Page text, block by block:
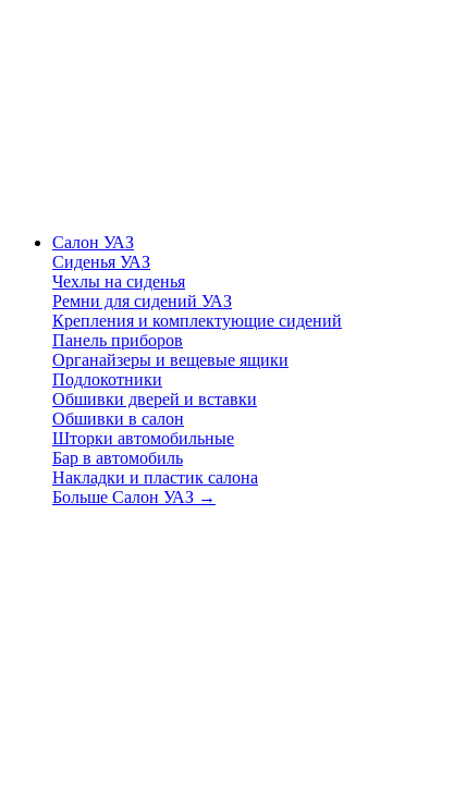
Салон УАЗ
Сиденья УАЗ
Чехлы на сиденья
Ремни для сидений УАЗ
Крепления и комплектующие сидений
Панель приборов
Органайзеры и вещевые ящики
Подлокотники
Обшивки дверей и вставки
Обшивки в салон
Шторки автомобильные
Бар в автомобиль
Накладки и пластик салона
Больше Салон УАЗ →